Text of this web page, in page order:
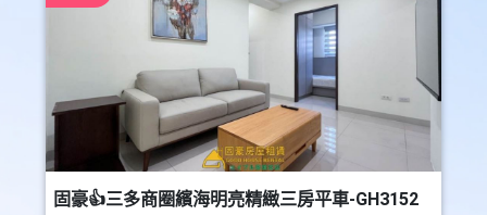
固豪👍三多商圈繽海明亮精緻三房平車-GH3152